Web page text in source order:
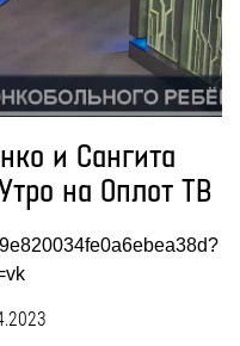
и Сангита
на Оплот ТВ